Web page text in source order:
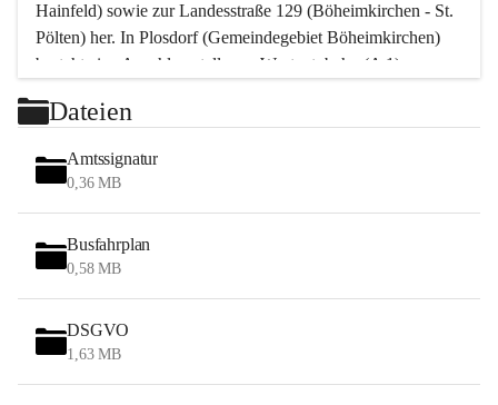
Hainfeld) sowie zur Landesstraße 129 (Böheimkirchen - St.
Pölten) her. In Plosdorf (Gemeindegebiet Böheimkirchen)
besteht eine Anschlussstelle zur Westautobahn (A 1).
Wien erreicht man in ca. 45 Minuten.
Stössing zählt noch zum Naherholungsraum Wien sowie
zum Naherholungsraum St. Pölten. Viele Bauernhöfe hatten
„ihre Wiener“. Seit 1960 bauten viele Wiener
Wochenendhäuser im Gemeindegebiet. Wegen des
waldreichen Jagdgebietes haben viele Jagdpächter ihre
Das Wandern ist aus touristischer Sicht die bedeutendste
Tätigkeit. Das hügelige Gebiet mit Wanderwegen durch
Wiesen, Wälder und Obstkulturen lädt dazu ein. Gefördert
Dateien
Amtssignatur
0,36 MB
Busfahrplan
0,58 MB
DSGVO
1,63 MB